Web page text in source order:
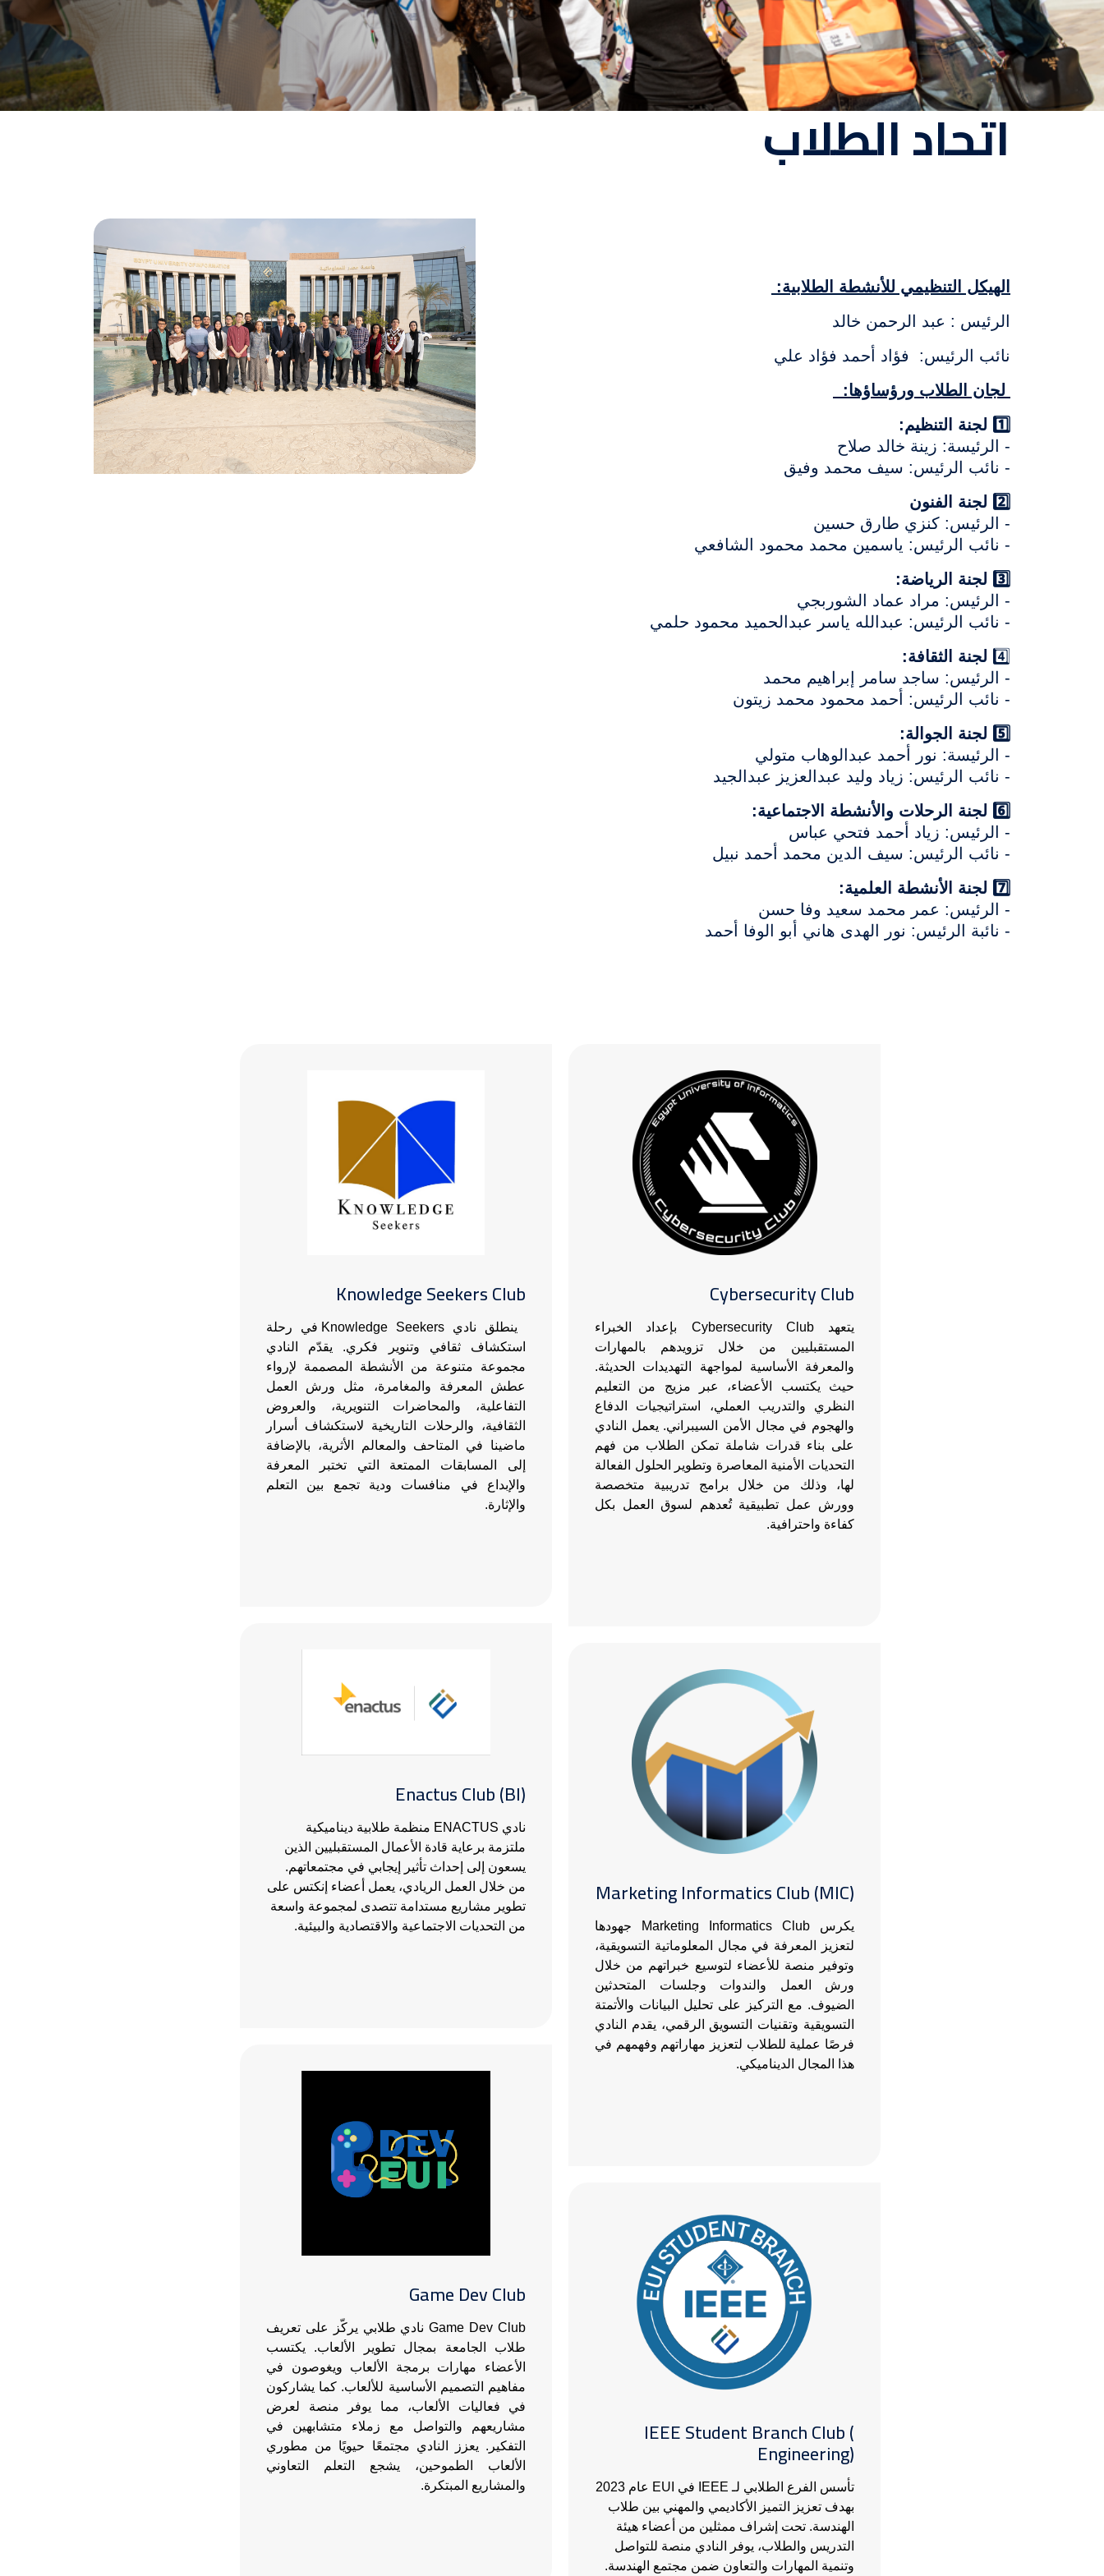
اتحاد الطلاب
الهيكل التنظيمي للأنشطة الطلابية:
الرئيس : عبد الرحمن خالد
نائب الرئيس: فؤاد أحمد فؤاد علي
لجان الطلاب ورؤساؤها:
1️⃣ لجنة التنظيم:
- الرئيسة: زينة خالد صلاح
- نائب الرئيس: سيف محمد وفيق
2️⃣ لجنة الفنون
- الرئيس: كنزي طارق حسين
- نائب الرئيس: ياسمين محمد محمود الشافعي
3️⃣ لجنة الرياضة:
- الرئيس: مراد عماد الشوربجي
- نائب الرئيس: عبدالله ياسر عبدالحميد محمود حلمي
4️⃣ لجنة الثقافة:
- الرئيس: ساجد سامر إبراهيم محمد
- نائب الرئيس: أحمد محمود محمد زيتون
5️⃣ لجنة الجوالة:
- الرئيسة: نور أحمد عبدالوهاب متولي
- نائب الرئيس: زياد وليد عبدالعزيز عبدالجيد
6️⃣ لجنة الرحلات والأنشطة الاجتماعية:
- الرئيس: زياد أحمد فتحي عباس
- نائب الرئيس: سيف الدين محمد أحمد نبيل
7️⃣ لجنة الأنشطة العلمية:
- الرئيس: عمر محمد سعيد وفا حسن
- نائبة الرئيس: نور الهدى هاني أبو الوفا أحمد
Cybersecurity Club
يتعهد Cybersecurity Club بإعداد الخبراء
المستقبليين من خلال تزويدهم بالمهارات
والمعرفة الأساسية لمواجهة التهديدات الحديثة.
حيث يكتسب الأعضاء، عبر مزيج من التعليم
النظري والتدريب العملي، استراتيجيات الدفاع
والهجوم في مجال الأمن السيبراني. يعمل النادي
على بناء قدرات شاملة تمكن الطلاب من فهم
التحديات الأمنية المعاصرة وتطوير الحلول الفعالة
لها، وذلك من خلال برامج تدريبية متخصصة
وورش عمل تطبيقية تُعدهم لسوق العمل بكل
كفاءة واحترافية.
Knowledge Seekers Club
ينطلق نادي Knowledge Seekers في رحلة
استكشاف ثقافي وتنوير فكري. يقدّم النادي
مجموعة متنوعة من الأنشطة المصممة لإرواء
عطش المعرفة والمغامرة، مثل ورش العمل
التفاعلية، والمحاضرات التنويرية، والعروض
الثقافية، والرحلات التاريخية لاستكشاف أسرار
ماضينا في المتاحف والمعالم الأثرية، بالإضافة
إلى المسابقات الممتعة التي تختبر المعرفة
والإبداع في منافسات ودية تجمع بين التعلم
والإثارة.
Enactus Club (BI)
نادي ENACTUS منظمة طلابية ديناميكية
ملتزمة برعاية قادة الأعمال المستقبليين الذين
يسعون إلى إحداث تأثير إيجابي في مجتمعاتهم.
من خلال العمل الريادي، يعمل أعضاء إنكتس على
تطوير مشاريع مستدامة تتصدى لمجموعة واسعة
من التحديات الاجتماعية والاقتصادية والبيئية.
Marketing Informatics Club (MIC)
يكرس Marketing Informatics Club جهودها
لتعزيز المعرفة في مجال المعلوماتية التسويقية،
وتوفير منصة للأعضاء لتوسيع خبراتهم من خلال
ورش العمل والندوات وجلسات المتحدثين
الضيوف. مع التركيز على تحليل البيانات والأتمتة
التسويقية وتقنيات التسويق الرقمي، يقدم النادي
فرصًا عملية للطلاب لتعزيز مهاراتهم وفهمهم في
هذا المجال الديناميكي.
Game Dev Club
Game Dev Club نادي طلابي يركّز على تعريف
طلاب الجامعة بمجال تطوير الألعاب. يكتسب
الأعضاء مهارات برمجة الألعاب ويغوصون في
مفاهيم التصميم الأساسية للألعاب. كما يشاركون
في فعاليات الألعاب، مما يوفر منصة لعرض
مشاريعهم والتواصل مع زملاء متشابهين في
التفكير. يعزز النادي مجتمعًا حيويًا من مطوري
الألعاب الطموحين، يشجع التعلم التعاوني
والمشاريع المبتكرة.
IEEE Student Branch Club (
Engineering)
تأسس الفرع الطلابي لـ IEEE في EUI عام 2023
بهدف تعزيز التميز الأكاديمي والمهني بين طلاب
الهندسة. تحت إشراف ممثلين من أعضاء هيئة
التدريس والطلاب، يوفر النادي منصة للتواصل
وتنمية المهارات والتعاون ضمن مجتمع الهندسة.